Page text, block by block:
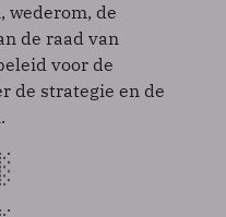
wederom, de
de raad van
voor de
de strategie en de